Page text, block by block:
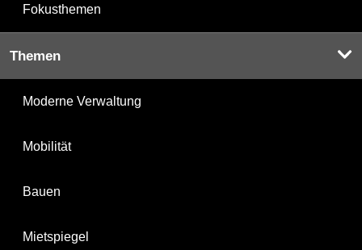
Fokusthemen
Themen
Moderne Verwaltung
Mobilität
Bauen
Mietspiegel